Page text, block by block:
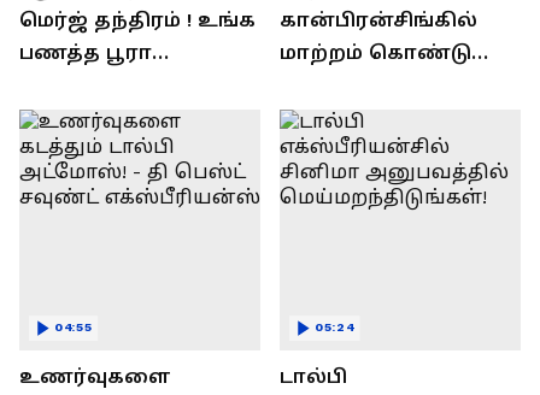
மெர்ஜ் தந்திரம் ! உங்க
பணத்த பூரா
எப்படினு
தெரிஞ்சுக்கணுமா?
கான்பிரன்சிங்கில்
மாற்றம் கொண்டு
PC"
உணர்வுகளை
04:55
டால்பி
05:24